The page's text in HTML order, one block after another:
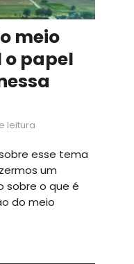
meio
papel
leitura
esse tema
um
sobre o que é
do meio